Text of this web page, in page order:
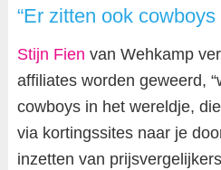
“Er zitten ook
Stijn Fien van Wehkamp
affiliates worden geweerd,
cowboys in het wereldje,
via kortingssites naar je
inzetten van